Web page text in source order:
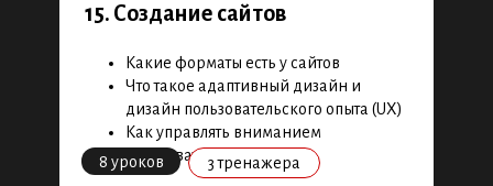
Какие форматы есть у сайтов
Что такое адаптивный дизайн и
дизайн пользовательского опыта (UX)
Как управлять вниманием
пользователя
15. Создание сайтов
8 уроков 3 тренажера